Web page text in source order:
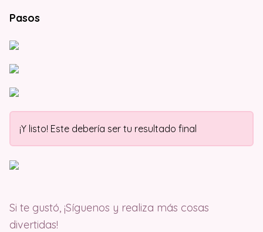
Pasos
¡Y listo! Este debería ser tu resultado final
Si te gustó, ¡Síguenos y realiza más cosas
divertidas!